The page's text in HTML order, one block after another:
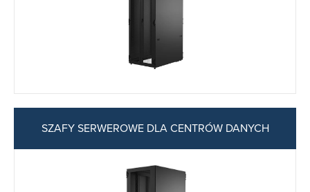
SZAFY SERWEROWE DLA CENTRÓW DANYCH